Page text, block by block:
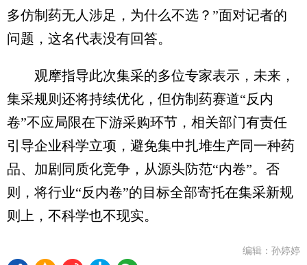
多仿制药无人涉足，为什么不选？”面对记者的
问题，这名代表没有回答。
观摩指导此次集采的多位专家表示，未来，
集采规则还将持续优化，但仿制药赛道“反内
卷”不应局限在下游采购环节，相关部门有责任
引导企业科学立项，避免集中扎堆生产同一种药
品、加剧同质化竞争，从源头防范“内卷”。否
则，将行业“反内卷”的目标全部寄托在集采新规
则上，不科学也不现实。
编辑：孙婷婷